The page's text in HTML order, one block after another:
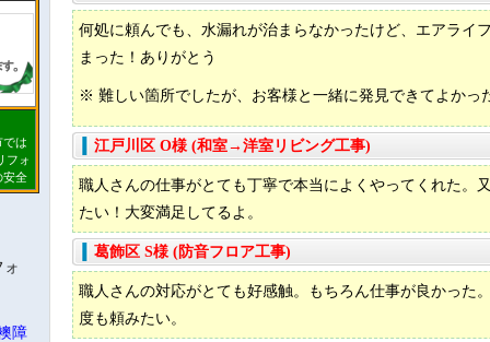
フォ
安全
い・
障
何処に頼んでも、水漏れが治まらなかったけど、エアライ
まった！ありがとう
※ 難しい箇所でしたが、お客様と一緒に発見できてよかっ
江戸川区 O様 (和室→洋室リビング工事)
職人さんの仕事がとても丁寧で本当によくやってくれた。
たい！大変満足してるよ。
葛飾区 S様 (防音フロア工事)
職人さんの対応がとても好感触。もちろん仕事が良かった
度も頼みたい。